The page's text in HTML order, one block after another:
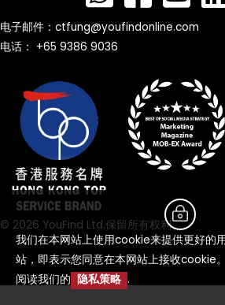
电子邮件： ctfung@youfindonline.com
电话： +65 9386 9036
© 2026 YouFind Ltd.保留所有权利
我们在本网站上使用cookie来提供更好的
站，即表示您同意在本网站上接收cookie
阅读我们的 隐私策略 .